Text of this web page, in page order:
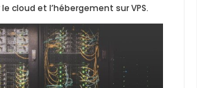
cloud et l’hébergement sur VPS.